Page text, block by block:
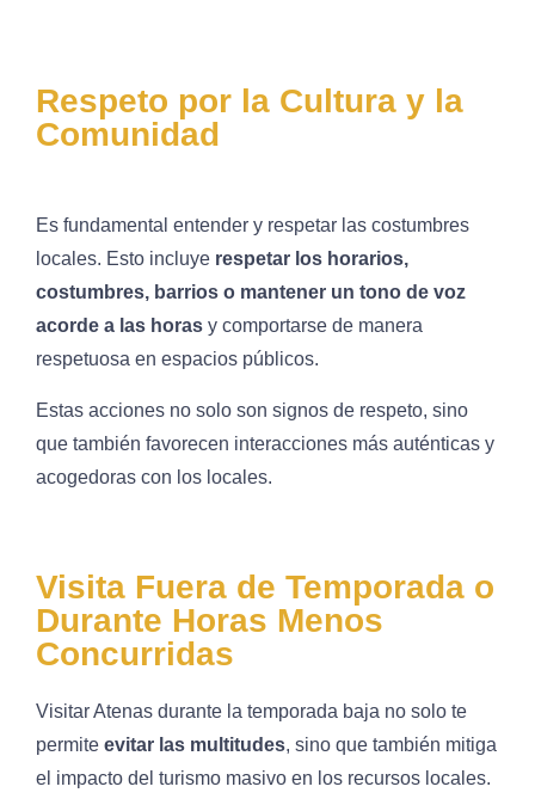
Respeto por la Cultura y la
Comunidad
Es fundamental entender y respetar las costumbres
locales. Esto incluye respetar los horarios,
costumbres, barrios o mantener un tono de voz
acorde a las horas y comportarse de manera
respetuosa en espacios públicos.
Estas acciones no solo son signos de respeto, sino
que también favorecen interacciones más auténticas y
acogedoras con los locales.
Visita Fuera de Temporada o
Durante Horas Menos
Concurridas
Visitar Atenas durante la temporada baja no solo te
permite evitar las multitudes, sino que también mitiga
el impacto del turismo masivo en los recursos locales.